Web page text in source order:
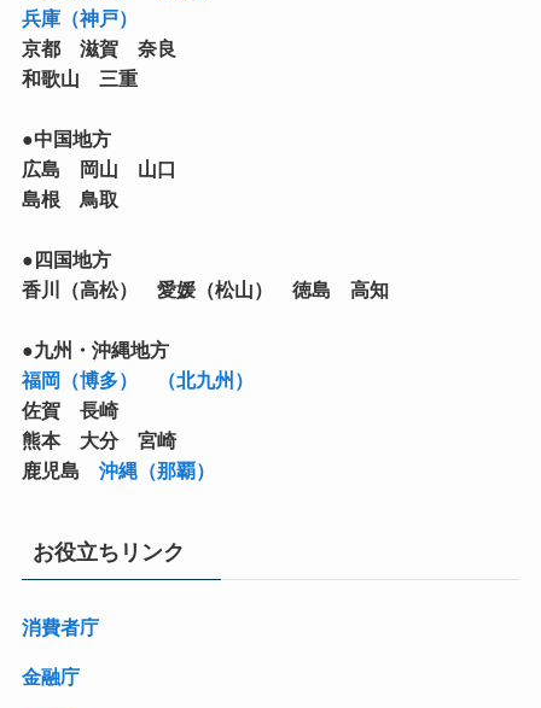
兵庫（神戸）
京都 滋賀 奈良
和歌山 三重
●中国地方
広島 岡山 山口
島根 鳥取
●四国地方
香川（高松） 愛媛（松山） 徳島 高知
●九州・沖縄地方
福岡（博多）
（北九州）
佐賀 長崎
熊本 大分 宮崎
鹿児島 沖縄（那覇）
お役立ちリンク
消費者庁
金融庁